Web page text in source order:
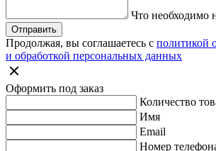
Что необходимо
Отправить
Продолжая, вы соглашаетесь с политикой
и обработкой персональных данных
Оформить под заказ
Количество
Имя
Email
Номер